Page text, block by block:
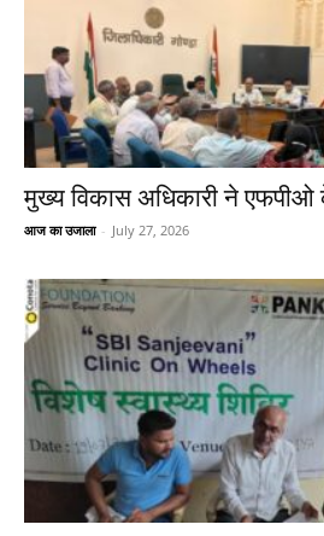
मुख्य विकास अधिकारी ने
आज का उजाला - July 27, 2026